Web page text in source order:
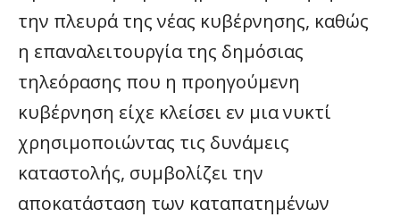
την πλευρά της νέας κυβέρνησης, καθώς
η επαναλειτουργία της δημόσιας
τηλεόρασης που η προηγούμενη
κυβέρνηση είχε κλείσει εν μια νυκτί
χρησιμοποιώντας τις δυνάμεις
καταστολής, συμβολίζει την
αποκατάσταση των καταπατημένων